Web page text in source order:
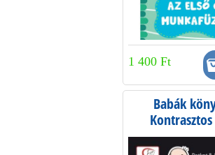
1 400 Ft
Babák